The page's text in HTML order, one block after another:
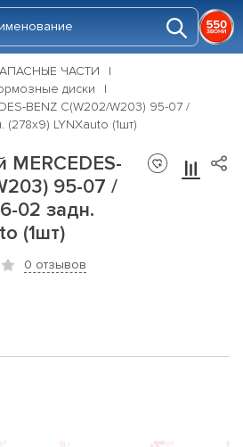
ЧАСТИ
диски
BENZ C(W202/W203) 95-07 /
(278x9) LYNXauto (1шт)
95-07 /
02 задн.
(1шт)
0 отзывов